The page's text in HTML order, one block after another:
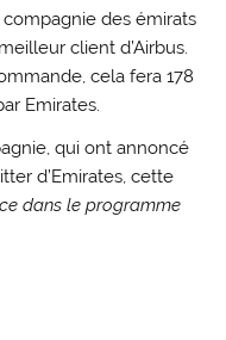
des émirats
client d’Airbus.
cela fera 178
Emirates.
qui ont annoncé
d’Emirates, cette
dans le programme